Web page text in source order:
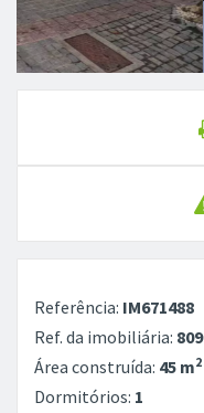
Referência: IM671488
Ref. da imobiliária: 809
Área construída: 45 m2
Dormitórios: 1